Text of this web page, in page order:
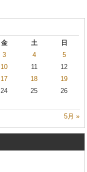
金 土
日
3 4
5
10 11
12
17 18
19
24 25
26
5月 »